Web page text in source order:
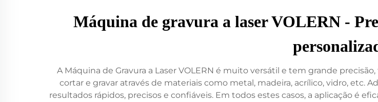
Máquina de gravura a laser VOLERN -
A Máquina de Gravura a Laser VOLERN é muito versátil e tem grande
cortar e gravar através de materiais como metal, madeira, acrílico, vidro, etc.
resultados rápidos, precisos e confiáveis. Em todos estes casos, a aplicação é